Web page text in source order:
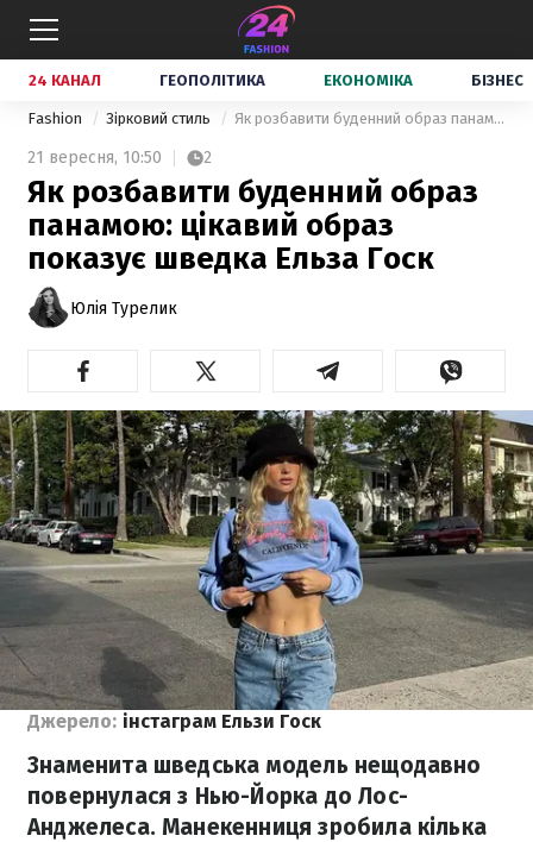
24 КАНАЛ ГЕОПОЛІТИКА ЕКОНОМІКА БІЗНЕС
Fashion Зірковий стиль Як розбавити буденний образ панамою: цікавий образ показує шведка Ельза Госк
21 вересня, 10:50 2
Як розбавити буденний образ
панамою: цікавий образ
показує шведка Ельза Госк
Юлія Турелик
Джерело: інстаграм Ельзи Госк
Знаменита шведська модель нещодавно
повернулася з Нью-Йорка до Лос-
Анджелеса. Манекенниця зробила кілька